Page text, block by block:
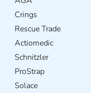
Crings
Rescue Trade
Actiomedic
Schnitzler
ProStrap
Solace